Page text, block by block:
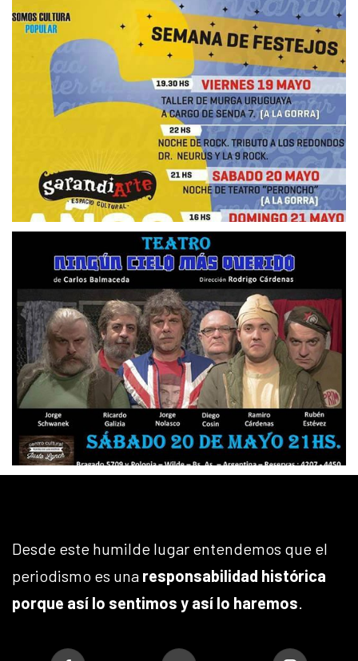
Desde este humilde lugar entendemos que el
periodismo es una responsabilidad histórica
porque así lo sentimos y así lo haremos